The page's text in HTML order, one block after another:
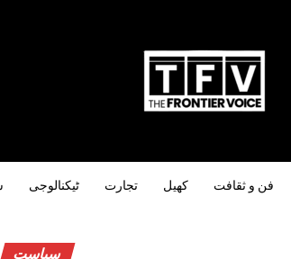
ٹیکنالوجی تجارت کھیل فن و ثقافت
سیاست